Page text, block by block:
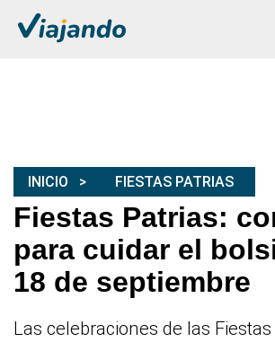
INICIO FIESTAS PATRIAS
Fiestas Patrias:
para cuidar el
18 de septiembre
Las celebraciones de las